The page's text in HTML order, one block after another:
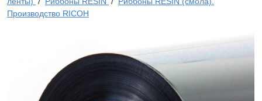
Производство RICOH